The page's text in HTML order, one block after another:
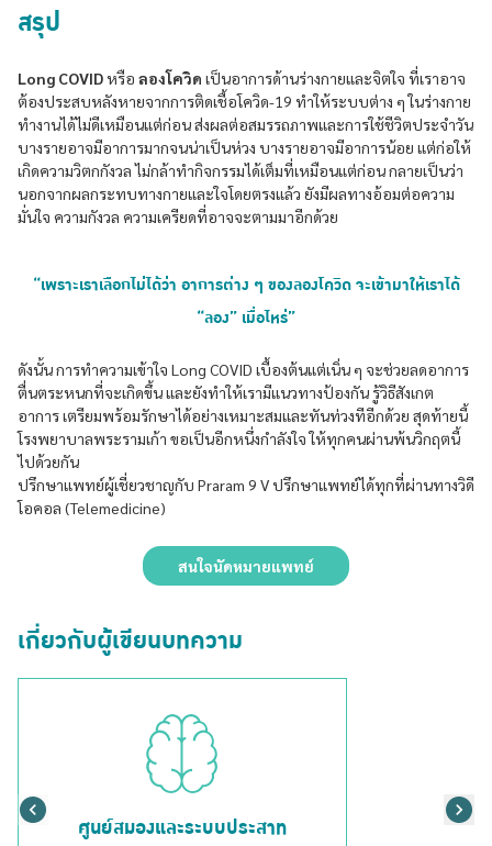
สรุป
Long COVIDหรือ ลองโควิด เป็นอาการด้านร่างกายและจิตใจ ที่เราอาจ
ต้องประสบหลังหายจากการติดเชื้อโควิด-19 ทำให้ระบบต่าง ๆ ในร่างกาย
ทำงานได้ไม่ดีเหมือนแต่ก่อน ส่งผลต่อสมรรถภาพและการใช้ชีวิตประจำวัน
บางรายอาจมีอาการมากจนน่าเป็นห่วง บางรายอาจมีอาการน้อย แต่ก่อให้
เกิดความวิตกกังวล ไม่กล้าทำกิจกรรมได้เต็มที่เหมือนแต่ก่อน กลายเป็นว่า
นอกจากผลกระทบทางกายและใจโดยตรงแล้ว ยังมีผลทางอ้อมต่อความ
มั่นใจ ความกังวล ความเครียดที่อาจจะตามมาอีกด้วย
“เพราะเราเลือกไม่ได้ว่า อาการต่าง ๆ ของลองโควิด จะเข้ามาให้เราได้
“ลอง” เมื่อไหร่”
ดังนั้น การทำความเข้าใจ Long COVID เบื้องต้นแต่เนิ่น ๆ จะช่วยลดอาการ
ตื่นตระหนกที่จะเกิดขึ้น และยังทำให้เรามีแนวทางป้องกัน รู้วิธีสังเกต
อาการ เตรียมพร้อมรักษาได้อย่างเหมาะสมและทันท่วงทีอีกด้วย สุดท้ายนี้
โรงพยาบาลพระรามเก้า ขอเป็นอีกหนึ่งกำลังใจ ให้ทุกคนผ่านพ้นวิกฤตนี้
ไปด้วยกัน
ปรึกษาแพทย์ผู้เชี่ยวชาญกับ Praram 9 V ปรึกษาแพทย์ได้ทุกที่ผ่านทางวิดี
โอคอล (Telemedicine)
สนใจนัดหมายแพทย์
เกี่ยวกับผู้เขียนบทความ
ศูนย์สมองและระบบประสาท